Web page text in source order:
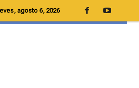
agosto 6, 2026